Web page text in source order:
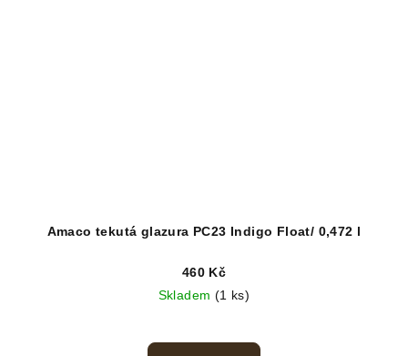
Amaco tekutá glazura PC23 Indigo Float/ 0,472 l
460 Kč
Skladem (1 ks)